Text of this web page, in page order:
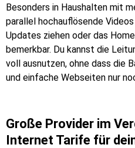
Besonders in Haushalten mit
parallel hochauflösende
Updates ziehen oder das
bemerkbar. Du kannst die
voll ausnutzen, ohne dass die
und einfache Webseiten nur
Große Provider im
Internet Tarife für